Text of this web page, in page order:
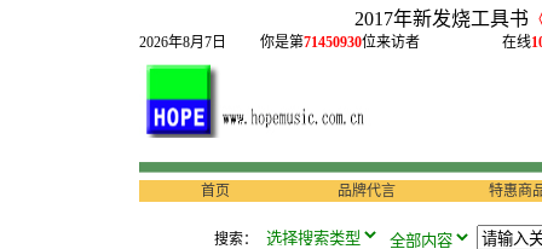
2017年新发烧工具书
2026年8月7日 你是第71450930位来访者 在线
首页 品牌代言 特惠商
搜索：